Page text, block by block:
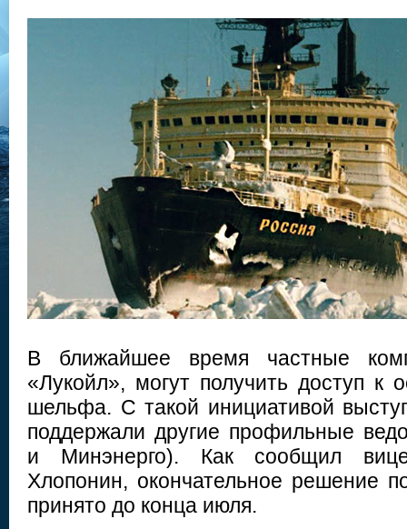
В ближайшее время частные
«Лукойл», могут получить доступ к
шельфа. С такой инициативой
поддержали другие профильные
и Минэнерго). Как сообщил
Хлопонин, окончательное решение
принято до конца июля.